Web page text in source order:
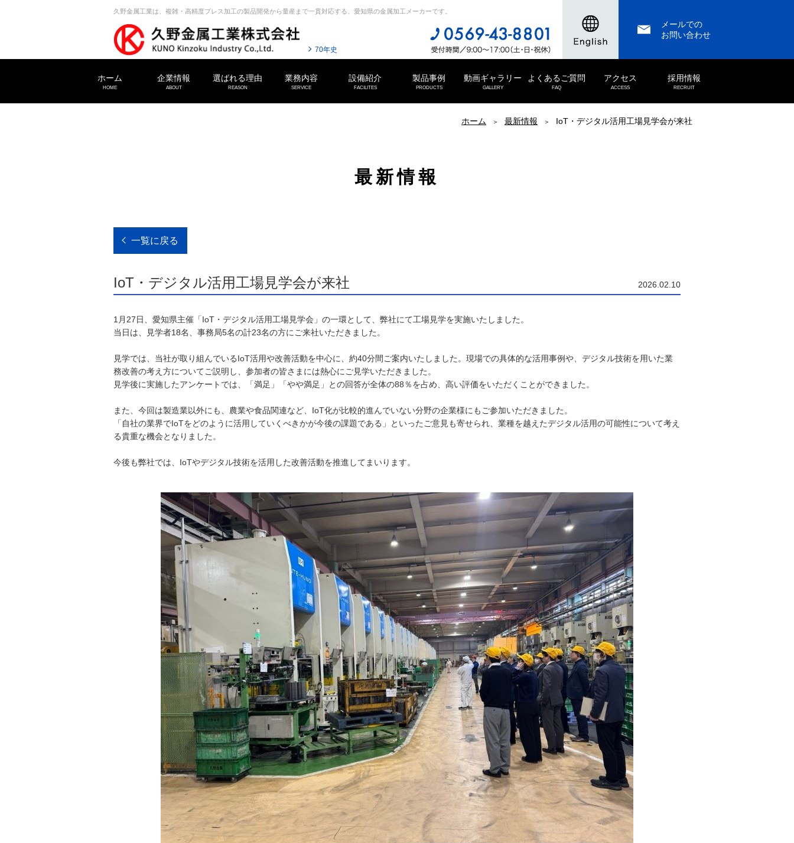
久野金属工業は、複雑・高精度プレス加工の製品開発から量産まで一貫対応する、愛知県の金属加工メーカーです。
70年史
メールでの
お問い合わせ
ホーム
HOME
企業情報
ABOUT
選ばれる理由
REASON
業務内容
SERVICE
設備紹介
FACILITES
製品事例
PRODUCTS
動画ギャラリー
GALLERY
よくあるご質問
FAQ
アクセス
ACCESS
採用情報
RECRUIT
最新情報
ホーム 最新情報 IoT・デジタル活用工場見学会が来社
一覧に戻る
2026.02.10
IoT・デジタル活用工場見学会が来社
1 月27日、愛知県主催「IoT・デジタル活用工場見学会」の一環として、弊社にて工場見学を実施いたしました。
当日は、見学者18名、事務局5名の計23名の方にご来社いただきました。
見学では、当社が取り組んでいるIoT活用や改善活動を中心に、約40分間ご案内いたしました。現場での具体的な活用事例や、デジタル技術を用いた業
務改善の考え方についてご説明し、参加者の皆さまには熱心にご見学いただきました。
見学後に実施したアンケートでは、「満足」「やや満足」との回答が全体の88％を占め、高い評価をいただくことができました。
また、今回は製造業以外にも、農業や食品関連など、IoT化が比較的進んでいない分野の企業様にもご参加いただきました。
「自社の業界でIoTをどのように活用していくべきかが今後の課題である」といったご意見も寄せられ、業種を越えたデジタル活用の可能性について考え
る貴重な機会となりました。
今後も弊社では、IoTやデジタル技術を活用した改善活動を推進してまいります。